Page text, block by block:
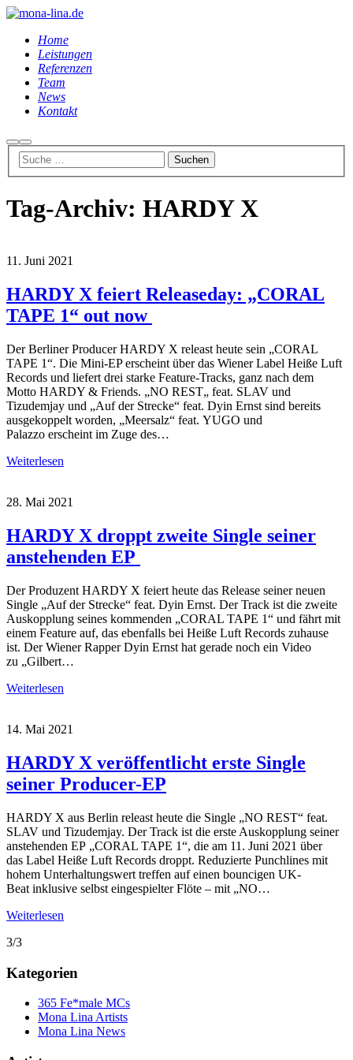
Home
Leistungen
Referenzen
Team
News
Kontakt
Suchen
Hauptmenü
Tag-Archiv: HARDY X
11. Juni 2021
HARDY X feiert Releaseday: „CORAL
TAPE 1“ out now
Der Berliner Producer HARDY X releast heute sein „CORAL
TAPE 1“. Die Mini-EP erscheint über das Wiener Label Heiße Luft
Records und liefert drei starke Feature-Tracks, ganz nach dem
Motto HARDY & Friends. „NO REST„ feat. SLAV und
Tizudemjay und „Auf der Strecke“ feat. Dyin Ernst sind bereits
ausgekoppelt worden, „Meersalz“ feat. YUGO und
Palazzo erscheint im Zuge des…
Weiterlesen
28. Mai 2021
HARDY X droppt zweite Single seiner
anstehenden EP
Der Produzent HARDY X feiert heute das Release seiner neuen
Single „Auf der Strecke“ feat. Dyin Ernst. Der Track ist die zweite
Auskopplung seines kommenden „CORAL TAPE 1“ und fährt mit
einem Feature auf, das ebenfalls bei Heiße Luft Records zuhause
ist. Der Wiener Rapper Dyin Ernst hat gerade noch ein Video
zu „Gilbert…
Weiterlesen
14. Mai 2021
HARDY X veröffentlicht erste Single
seiner Producer-EP
HARDY X aus Berlin releast heute die Single „NO REST“ feat.
SLAV und Tizudemjay. Der Track ist die erste Auskopplung seiner
anstehenden EP „CORAL TAPE 1“, die am 11. Juni 2021 über
das Label Heiße Luft Records droppt. Reduzierte Punchlines mit
hohem Unterhaltungswert treffen auf einen bouncigen UK-
Beat inklusive selbst eingespielter Flöte – mit „NO…
Weiterlesen
3/3
Kategorien
365 Fe*male MCs
Mona Lina Artists
Mona Lina News